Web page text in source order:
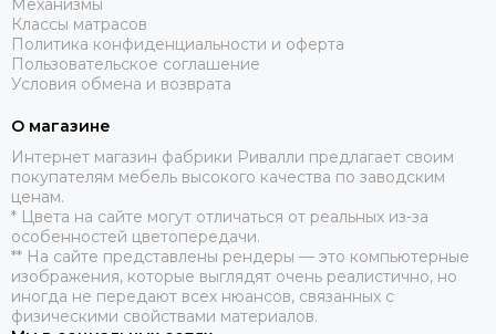
Механизмы
Классы матрасов
Политика конфиденциальности и оферта
Пользовательское соглашение
Условия обмена и возврата
О магазине
​Интернет магазин фабрики Ривалли предлагает своим
покупателям мебель высокого качества по заводским
ценам.
* Цвета на сайте могут отличаться от реальных из-за
особенностей цветопередачи.
** На сайте представлены рендеры — это компьютерные
изображения, которые выглядят очень реалистично, но
иногда не передают всех нюансов, связанных с
физическими свойствами материалов.